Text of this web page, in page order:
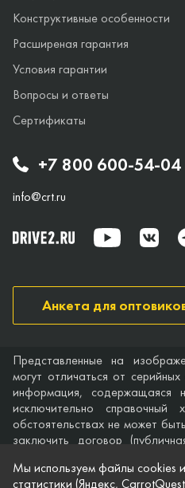
+7 800 600-54-04
info@crt.ru
Конструктивные особенности
Расширеная гарантия
Условия гарантии
Вопросы и ответы
Сертификаты
Анкета для
Представленные на
могут отличаться от
информация, содержащаяся
исключительно
обстоятельствах не может
заключить договор
точности и полноты
Мы используем файлы cookies
статистики (Яндекс,